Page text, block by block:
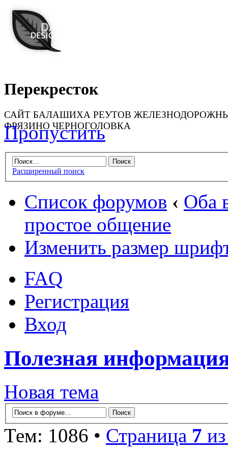
Перекресток
САЙТ БАЛАШИХА РЕУТОВ
ФРЯЗИНО ЧЕРНОГОЛОВКА
Пропустить
Расширенный поиск
Список форумов ‹ Оба
простое общение
Изменить размер
FAQ
Регистрация
Вход
Полезная
Новая тема
Тем: 1086 • Страница 7